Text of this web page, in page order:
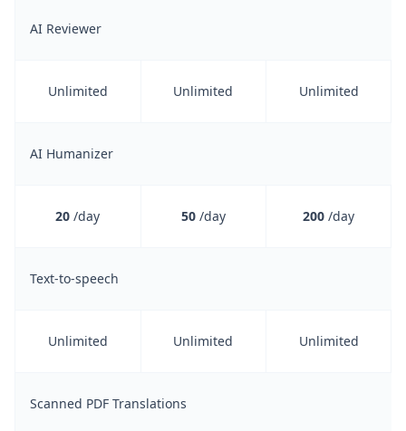
AI Reviewer
Unlimited Unlimited Unlimited
AI Humanizer
20 /day 50/day 200 /day
Text-to-speech
Unlimited Unlimited Unlimited
Scanned PDF Translations